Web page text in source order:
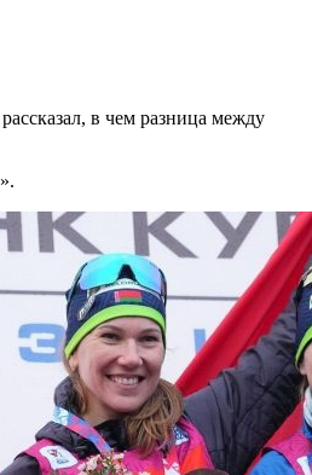
в чем разница между